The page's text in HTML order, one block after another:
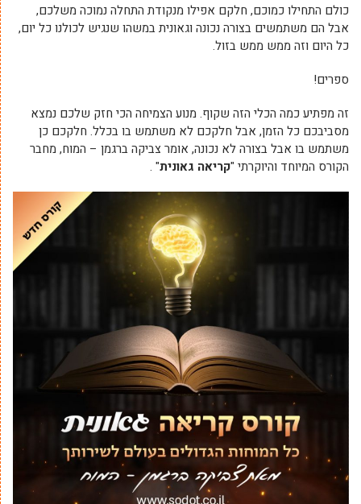
כולם התחילו כמוכם, חלקם אפילו מנקודת התחלה נמוכה משלכם,
אבל הם משתמשים בצורה נכונה וגאונית במשהו שנגיש לכולנו כל יום,
כל היום וזה ממש ממש בזול.
ספרים!
זה מפתיע כמה הכלי הזה שקוף. מנוע הצמיחה הכי חזק שלכם נמצא
מסביבכם כל הזמן, אבל חלקכם לא משתמש בו בכלל. חלקכם כן
משתמש בו אבל בצורה לא נכונה, אומר צביקה ברגמן – המוח, מחבר
הקורס המיוחד והיוקרתי "קריאה גאונית" .